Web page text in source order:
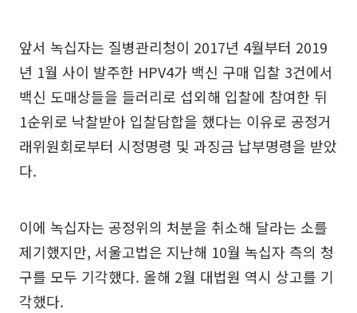
앞서 녹십자는 질병관리청이 2017년 4월부터 2019
년 1월 사이 발주한 HPV4가 백신 구매 입찰 3건에서
백신 도매상들을 들러리로 섭외해 입찰에 참여한 뒤
1순위로 낙찰받아 입찰담합을 했다는 이유로 공정거
래위원회로부터 시정명령 및 과징금 납부명령을 받았
다.
이에 녹십자는 공정위의 처분을 취소해 달라는 소를
제기했지만, 서울고법은 지난해 10월 녹십자 측의 청
구를 모두 기각했다. 올해 2월 대법원 역시 상고를 기
각했다.